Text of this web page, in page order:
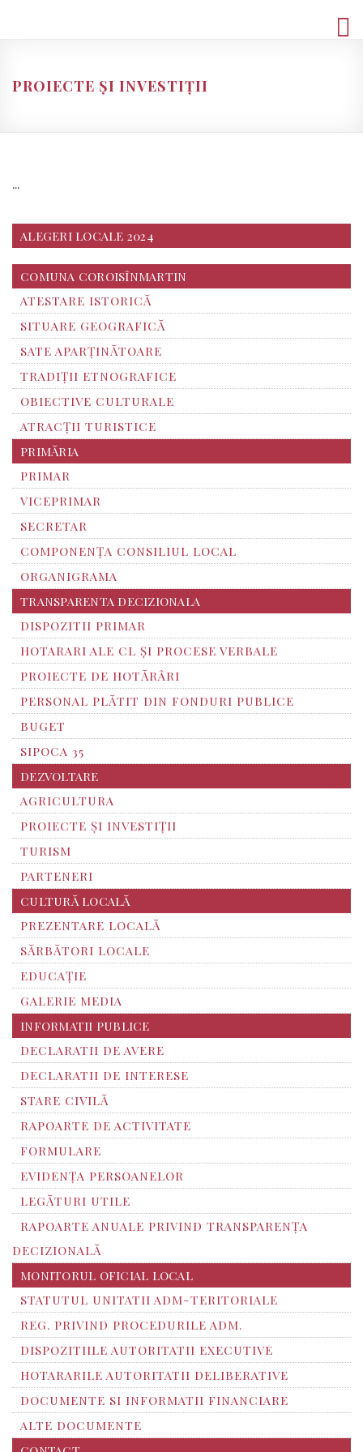
PROIECTE ȘI INVESTIȚII
…
ALEGERI LOCALE 2024
COMUNA COROISÎNMARTIN
ATESTARE ISTORICĂ
SITUARE GEOGRAFICĂ
SATE APARȚINĂTOARE
TRADIȚII ETNOGRAFICE
OBIECTIVE CULTURALE
ATRACȚII TURISTICE
PRIMĂRIA
PRIMAR
VICEPRIMAR
SECRETAR
COMPONENȚA CONSILIUL LOCAL
ORGANIGRAMA
TRANSPARENTA DECIZIONALA
DISPOZITII PRIMAR
HOTARARI ALE CL ȘI PROCESE VERBALE
PROIECTE DE HOTĂRÂRI
PERSONAL PLĂTIT DIN FONDURI PUBLICE
BUGET
SIPOCA 35
DEZVOLTARE
AGRICULTURA
PROIECTE ȘI INVESTIȚII
TURISM
PARTENERI
CULTURĂ LOCALĂ
PREZENTARE LOCALĂ
SĂRBĂTORI LOCALE
EDUCAȚIE
GALERIE MEDIA
INFORMATII PUBLICE
DECLARATII DE AVERE
DECLARATII DE INTERESE
STARE CIVILĂ
RAPOARTE DE ACTIVITATE
FORMULARE
EVIDENȚA PERSOANELOR
LEGĂTURI UTILE
RAPOARTE ANUALE PRIVIND TRANSPARENŢA
DECIZIONALĂ
MONITORUL OFICIAL LOCAL
STATUTUL UNITATII ADM-TERITORIALE
REG. PRIVIND PROCEDURILE ADM.
DISPOZITIILE AUTORITATII EXECUTIVE
HOTARARILE AUTORITATII DELIBERATIVE
DOCUMENTE SI INFORMATII FINANCIARE
ALTE DOCUMENTE